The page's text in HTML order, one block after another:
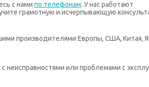
с нами по телефонам. У нас работают
грамотную и исчерпывающую
производителями Европы, США, Китая,
неисправностями или проблемами с